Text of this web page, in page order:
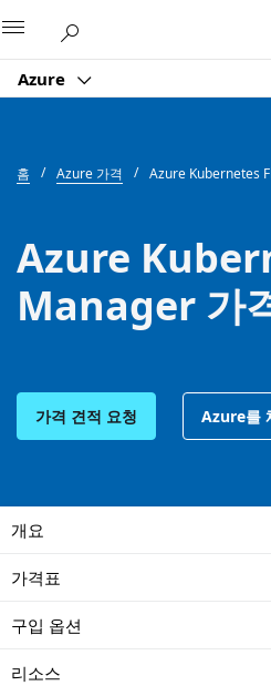
Azure
홈 Azure 가격 Azure Kubernetes
Azure
Manager 가
가격 견적 요청 Azure를
개요
가격표
구입 옵션
리소스